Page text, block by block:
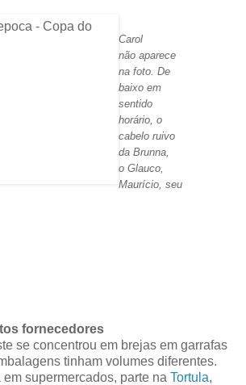
Carol
não aparece
na foto. De
baixo em
sentido
horário, o
cabelo ruivo
da Brunna,
o Glauco,
Maurício, seu
fornecedores
se concentrou em brejas em garrafas
tinham volumes diferentes.
supermercados, parte na Tortula,